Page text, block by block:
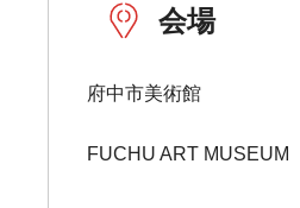
会場
府中市美術館
FUCHU ART MUSEUM